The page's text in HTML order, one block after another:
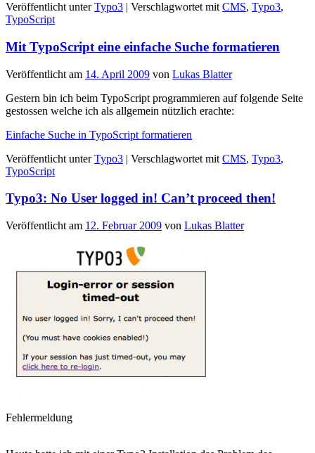
Veröffentlicht unter Typo3 | Verschlagwortet mit CMS, Typo3,
TypoScript
Mit TypoScript eine einfache Suche formatieren
Veröffentlicht am 14. April 2009 von Lukas Blatter
Gestern bin ich beim TypoScript programmieren auf folgende Seite
gestossen welche ich als allgemein nützlich erachte:
Einfache Suche in TypoScript formatieren
Veröffentlicht unter Typo3 | Verschlagwortet mit CMS, Typo3,
TypoScript
Typo3: No User logged in! Can’t proceed then!
Veröffentlicht am 12. Februar 2009 von Lukas Blatter
Fehlermeldung